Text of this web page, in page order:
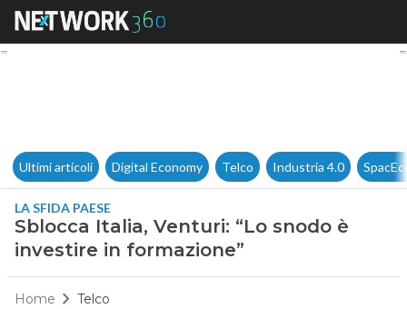
Sblocca Italia, Venturi: “Lo
Ultimi articoli Digital Economy Telco Industria 4.0
LA SFIDA PAESE
Sblocca Italia, Venturi: “Lo snodo è
investire in formazione”
Home Telco